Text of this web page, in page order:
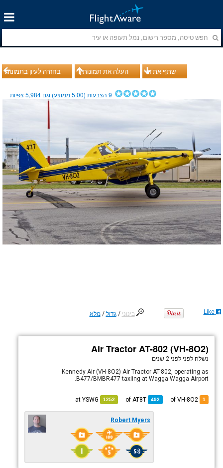
בחזרה לעיון בתמונות העלה את תמונותיך שתף את זה
9הצבעות (5.00ממוצע) וגם 5,984צפיות
בינוני /גדול /מלא Like
Air Tractor AT-802 (VH-8O2)
נשלח לפנילפני 2 שנים
Kennedy Air (VH-8O2) Air Tractor AT-802, operating as
B477/BMBR477 taxiing at Wagga Wagga Airport.
1
492
of
AT8T
1252
YSWG
Robert Myers